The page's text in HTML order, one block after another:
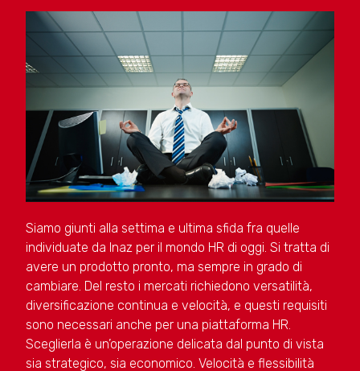
Siamo giunti alla settima e ultima sfida fra quelle
individuate da Inaz per il mondo HR di oggi. Si tratta di
avere un prodotto pronto, ma sempre in grado di
cambiare. Del resto i mercati richiedono versatilità,
diversificazione continua e velocità, e questi requisiti
sono necessari anche per una piattaforma HR.
Sceglierla è un’operazione delicata dal punto di vista
sia strategico, sia economico. Velocità e flessibilità